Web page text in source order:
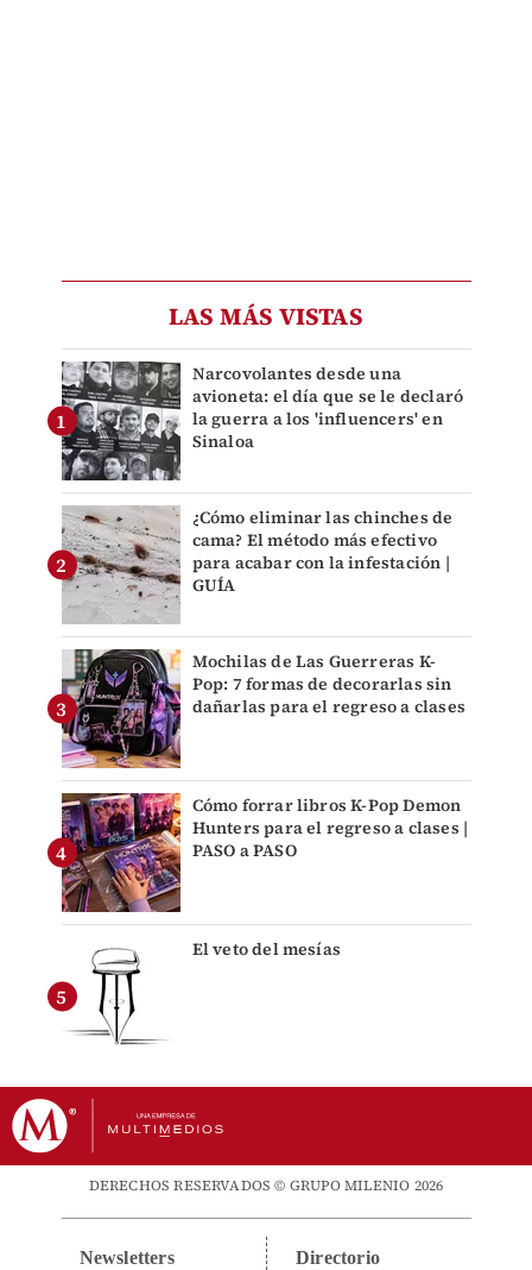
LAS MÁS VISTAS
Narcovolantes desde una
avioneta: el día que se le declaró
la guerra a los 'influencers' en
Sinaloa
¿Cómo eliminar las chinches de
cama? El método más efectivo
para acabar con la infestación |
GUÍA
Mochilas de Las Guerreras K-
Pop: 7 formas de decorarlas sin
dañarlas para el regreso a clases
Cómo forrar libros K-Pop Demon
Hunters para el regreso a clases |
PASO a PASO
El veto del mesías
DERECHOS RESERVADOS © GRUPO MILENIO 2026
Newsletters Directorio